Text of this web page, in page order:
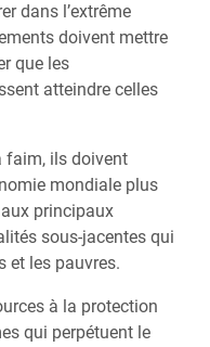
dans l’extrême
doivent mettre
que les
atteindre celles
faim, ils doivent
mondiale plus
principaux
sous-jacentes qui
et les pauvres.
à la protection
qui perpétuent le